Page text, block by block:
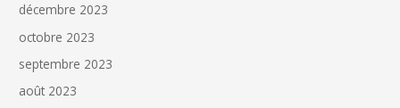
décembre 2023
octobre 2023
septembre 2023
août 2023